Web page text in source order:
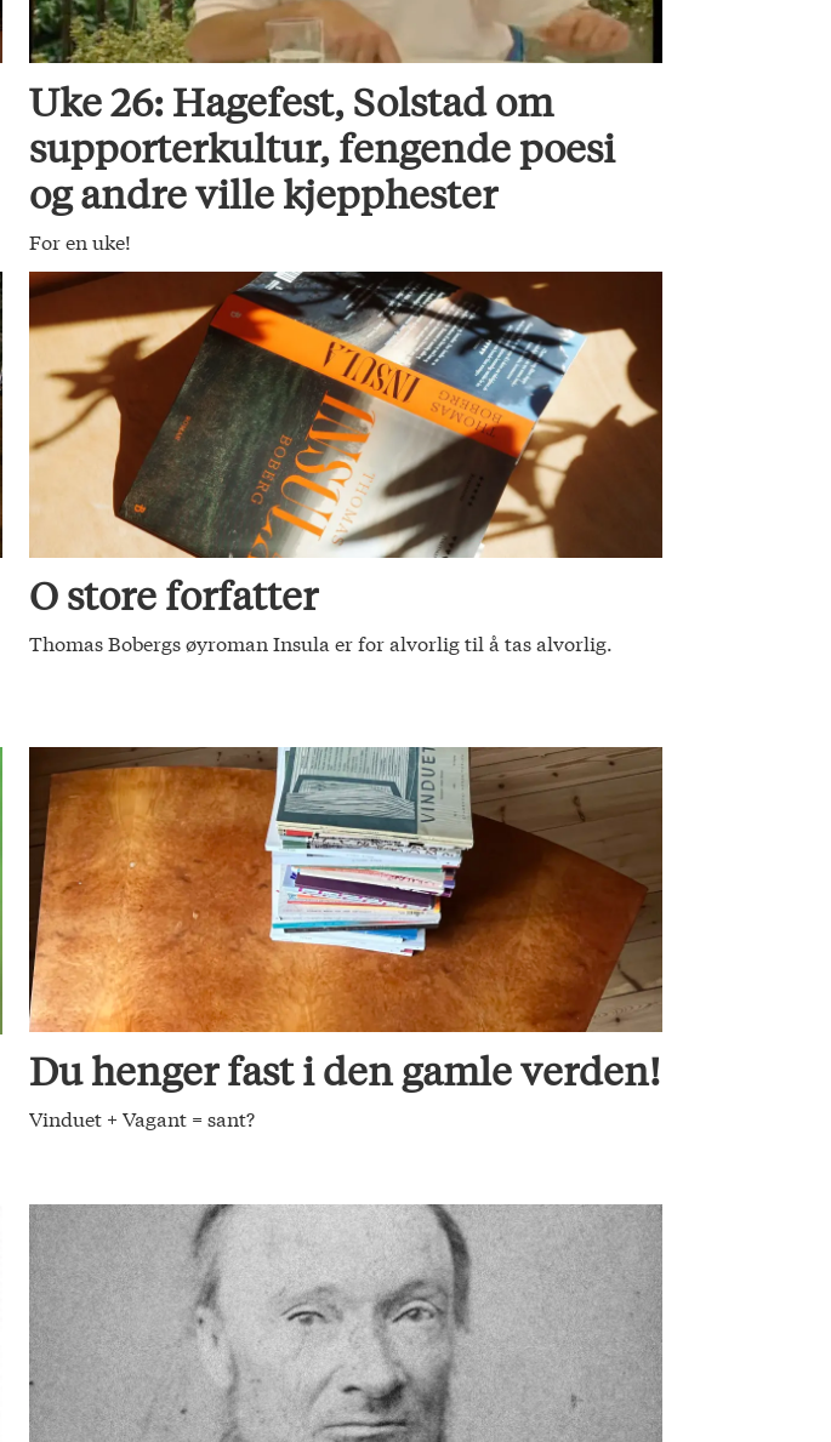
Uke 26: Hagefest, Solstad om
supporterkultur, fengende poesi
og andre ville kjepphester
For en uke!
O store forfatter
Thomas Bobergs øyroman Insula er for alvorlig til å tas alvorlig.
Du henger fast i den gamle verden!
Vinduet + Vagant = sant?